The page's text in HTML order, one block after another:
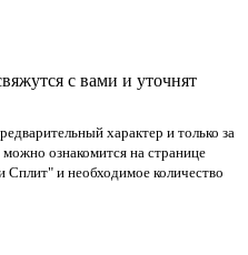
с вами и уточнят
характер и только за
ознакомится на странице
и необходимое количество